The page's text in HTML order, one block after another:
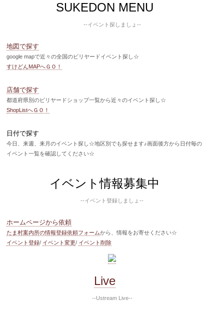
SUKEDON MENU
--イベント探しましょ--
地図で探す
google mapで近々の全国のビリヤードイベント探し☆
すけどんMAPへＧＯ！
店舗で探す
都道府県別のビリヤードショップ一覧から近々のイベント探し☆
ShopListへＧＯ！
日付で探す
今日、来週、来月のイベント探し☆地区別でも探せます♪画面後方から日付毎の
イベント一覧を確認してください☆
イベント情報募集中
--イベント登録しましょ--
ホームページから依頼
たま村案内所の情報登録依頼フォームから、情報をお寄せください☆
イベント登録/ イベント変更/ イベント削除
Live
--Ustream Live--